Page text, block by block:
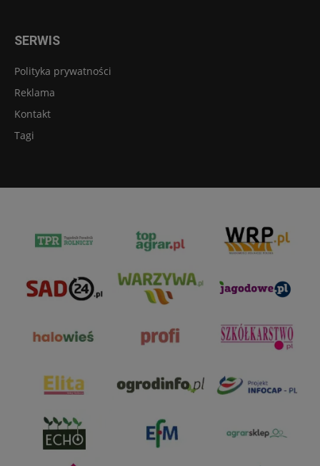
SERWIS
Polityka prywatności
Reklama
Kontakt
Tagi